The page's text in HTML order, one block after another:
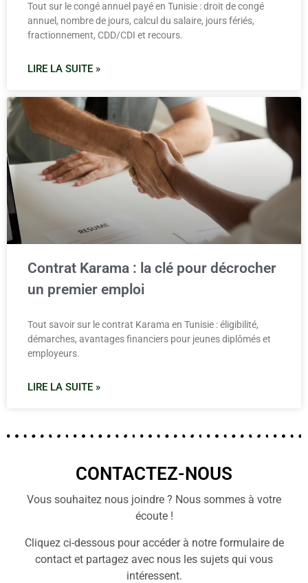
Tout sur le congé annuel payé en Tunisie : droit de congé
annuel, nombre de jours, calcul du salaire, jours fériés,
fractionnement, CDD/CDI et recours.
LIRE LA SUITE »
Contrat Karama : la clé pour décrocher
un premier emploi
Tout savoir sur le contrat Karama en Tunisie : éligibilité,
démarches, avantages financiers pour jeunes diplômés et
employeurs.
LIRE LA SUITE »
CONTACTEZ-NOUS
Vous souhaitez nous joindre ? Nous sommes à votre
écoute !
Cliquez ci-dessous pour accéder à notre formulaire de
contact et partagez avec nous les sujets qui vous
intéressent.